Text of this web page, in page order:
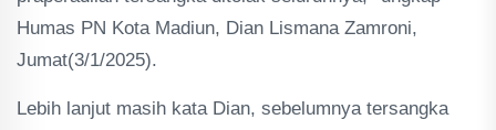
Humas PN Kota Madiun, Dian Lismana Zamroni,
Jumat(3/1/2025).
Lebih lanjut masih kata Dian, sebelumnya tersangka